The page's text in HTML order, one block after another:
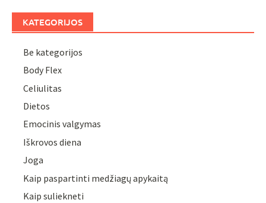
KATEGORIJOS
Be kategorijos
Body Flex
Celiulitas
Dietos
Emocinis valgymas
Iškrovos diena
Joga
Kaip paspartinti medžiagų apykaitą
Kaip suliekneti